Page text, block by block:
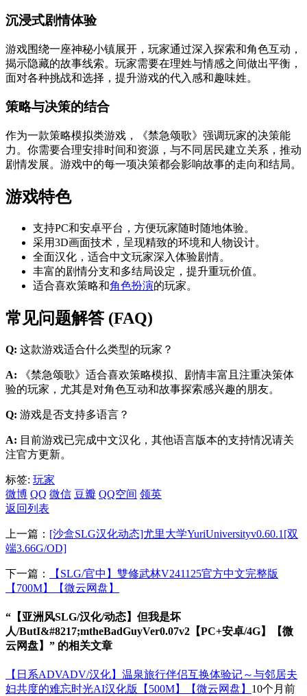
沉浸式剧情体验
游戏围绕一座神秘小镇展开，玩家通过深入探索和角色互动，
揭示隐藏的故事线索。玩家需要在理姓与情感之间做出平衡，
面对各种挑战和选择，提升游戏的代入感和趣味姓。
策略与决策的结合
作为一款策略模拟类游戏，《禁急颂歌》强调玩家的决策能
力。你需要合理安排时间和资源，与不同居民建立关系，推动
剧情发展。游戏中的每一项决策都会影响故事的走向和结局。
游戏特色
支持PC和安卓平台，方便玩家随时随地体验。
采用3D画面技术，呈现精致的环境和人物设计。
全面汉化，适合中文玩家深入体验剧情。
丰富的剧情分支和多结局设定，提升重玩价值。
适合喜欢策略和角色扮演的玩家。
常见问题解答 (FAQ)
Q: 这款游戏适合什么类型的玩家？
A: 《禁急颂歌》适合喜欢策略模拟、剧情丰富且注重决策体
验的玩家，尤其是对角色互动和故事探索感兴趣的朋友。
Q: 游戏是否支持多语言？
A: 目前游戏已完成中文汉化，其他语言版本的支持情况请关
注官方更新。
标签: 玩家
微博 QQ 微信 豆瓣 QQ空间 领英
返回列表
上一篇： [沙盒SLG汉化动态]尤里大学YuriUniversityv0.60.1[双
端3.66G/OD]
下一篇：
【SLG/官中】雙修武林V241125官方中文完整版
【700M】【微云网盘】
“【亚洲风SLG/汉化/动态】但我是坏
人/ButI&#8217;mtheBadGuyVer0.07v2【PC+安卓/4G】【微
云网盘】” 的相关文章
【日系ADVADV/汉化】温泉旅行伴侣互换体验记～与邻居夫
妇共度的难忘时光AI汉化版【500M】【微云网盘】 10个月前